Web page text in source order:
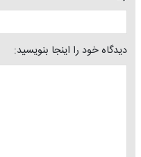
دیدگاه خود را اینجا بنویسید: